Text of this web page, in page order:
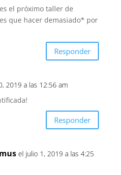
el próximo taller de
que hacer demasiado* por
Responder
2019 a las 12:56 am
Responder
el julio 1, 2019 a las 4:25